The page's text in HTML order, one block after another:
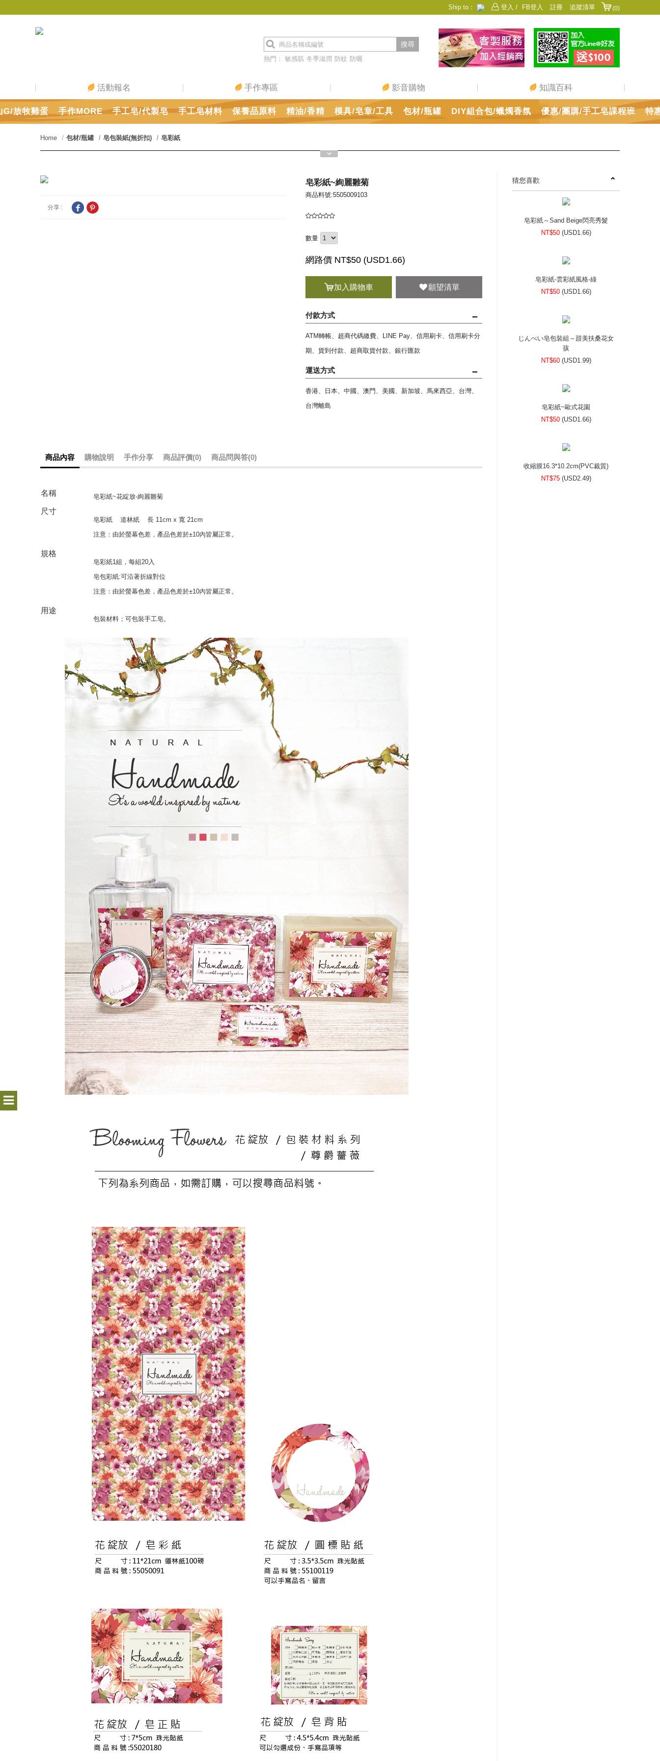
登入 / FB登入 註冊 追蹤清單
Ship to：
香港 日本 中國
澳門 美國 新加坡
熱門： 敏感肌 冬季滋潤 防蚊 防曬
搜尋
G/放牧雞蛋 手作MORE 手工皂/代製皂 手工皂材料 保養品原料 精油/香精 模具/皂章/工具 包材/瓶罐 DIY組合包/蠟燭香氛 優惠/團購/手工皂課程班 特
(0)
活動報名 手作專區 影音購物 知識百科
Home 包材/瓶罐 皂包裝紙(無折扣) 皂彩紙
分享 :
皂彩紙~絢麗雛菊
商品料號:5505009103
數量
網路價 NT$50 (USD1.66)
加入購物車 願望清單
付款方式
ATM轉帳、超商代碼繳費、LINE Pay、信用刷卡、信用刷卡分
期、貨到付款、超商取貨付款、銀行匯款
運送方式
香港、日本、中國、澳門、美國、新加坡、馬來西亞、台灣、
台灣離島
商品內容 購物說明 手作分享 商品評價(0) 商品問與答(0)
名稱 皂彩紙~花綻放-絢麗雛菊
尺寸
皂彩紙 道林紙 長 11cm x 寬 21cm
注意：由於螢幕色差，產品色差於±10內皆屬正常。
規格
皂彩紙1組，每組20入
皂包彩紙:可沿著折線對位
注意：由於螢幕色差，產品色差於±10內皆屬正常。
用途
包裝材料；可包裝手工皂。
猜您喜歡
皂彩紙～Sand Beige閃亮秀髮
NT$50 (USD1.66)
皂彩紙-雲彩紙風格-綠
NT$50 (USD1.66)
じんべい皂包裝組～甜美扶桑花女
孩
NT$60 (USD1.99)
皂彩紙~歐式花園
NT$50 (USD1.66)
收縮膜16.3*10.2cm(PVC裁質)
NT$75 (USD2.49)